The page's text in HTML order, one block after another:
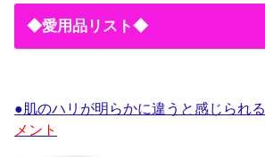
◆愛用品リスト◆
●肌のハリが明らかに違うと感じられる
メント